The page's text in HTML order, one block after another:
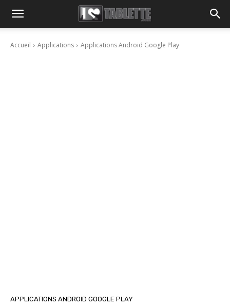
Accueil Applications Applications Android Google Play
APPLICATIONS ANDROID GOOGLE PLAY